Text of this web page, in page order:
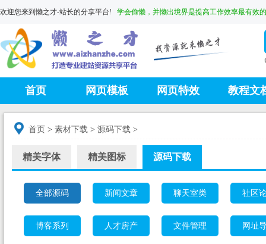
欢迎您来到懒之才-站长的分享平台! 学会偷懒，并懒出境界是提高工作效率最有效
首页 网页模板 网页特效 教程文
 首页 > 素材下载 > 源码下载 >
精美字体 精美图标 源码下载
全部源码 新闻文章 聊天室类 社区
博客系列 人才房产 文件管理 网址